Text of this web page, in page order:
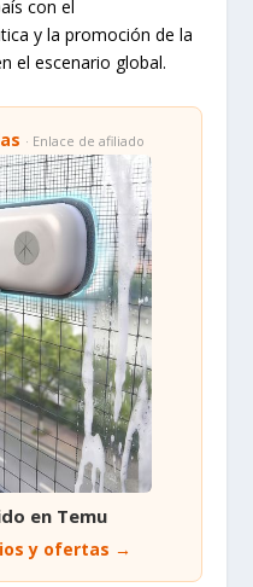
con el
y la promoción de la
el escenario global.
· Enlace de afiliado
en Temu
y ofertas →